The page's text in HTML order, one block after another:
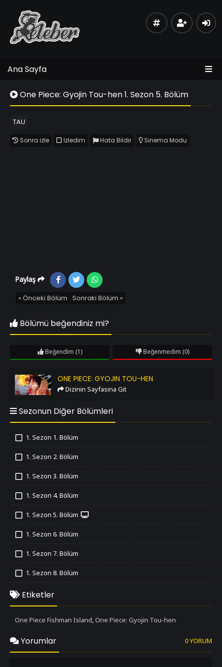
Ana Sayfa
One Piece: Gyojin Tou-hen 1. Sezon 5. Bölüm
TAU
Sonra izle İzledim Hata Bildir Sinema Modu
Paylaş
« Önceki Bölüm Sonraki Bölüm »
Bölümü beğendiniz mi?
Beğendim (1) Beğenmedim (0)
One Piece: Gyojin Tou-henONE PIECE: GYOJIN TOU-HEN
Dizinin Sayfasına Git
Sezonun Diğer Bölümleri
1. Sezon 1. Bölüm
1. Sezon 2. Bölüm
1. Sezon 3. Bölüm
1. Sezon 4. Bölüm
1. Sezon 5. Bölüm
1. Sezon 6. Bölüm
1. Sezon 7. Bölüm
1. Sezon 8. Bölüm
İzledim
1. Sezon 9. Bölüm
İzledim
İzledim
Etiketler
One Piece Fishman Island,One Piece: Gyojin Tou-hen
Yorumlar 0 YORUM